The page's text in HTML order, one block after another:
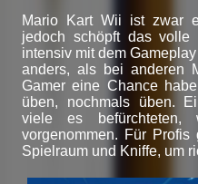
Mario Kart Wii ist zwar
jedoch schöpft das
intensiv mit dem
anders, als bei anderen
Gamer eine Chance
üben, nochmals üben.
viele es befürchteten,
vorgenommen. Für Profis
Spielraum und Kniffe, um